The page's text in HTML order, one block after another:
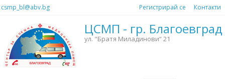
Премини към основното съдържание
csmp_bl@abv.bg Регистрирай се Контакти
ЦСМП - гр. Благоевград
ул. "Братя Миладинови“ 21